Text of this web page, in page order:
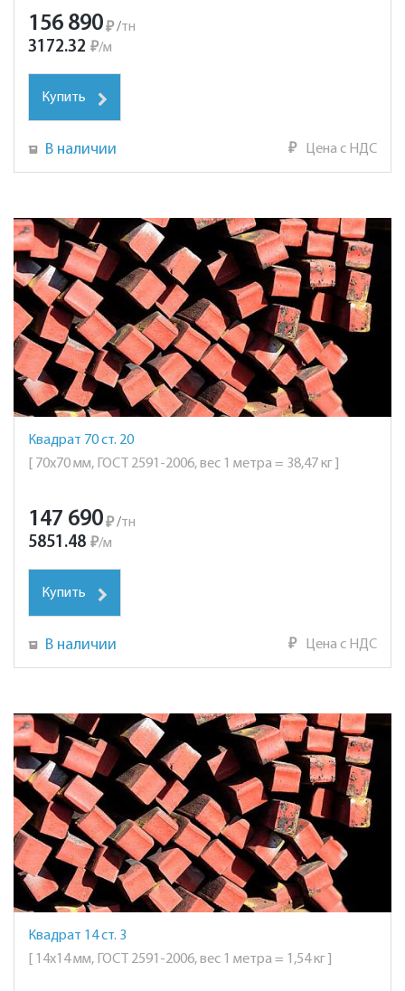
156 890₽ /тн
3172.32 ₽/м
Купить
В наличии ₽ Цена с НДС
Квадрат 70 ст. 20
[ 70х70 мм, ГОСТ 2591-2006, вес 1 метра = 38,47 кг ]
147 690₽ /тн
5851.48 ₽/м
Купить
В наличии ₽ Цена с НДС
Квадрат 14 ст. 3
[ 14х14 мм, ГОСТ 2591-2006, вес 1 метра = 1,54 кг ]